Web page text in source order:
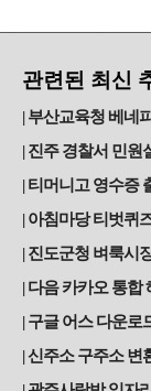
관련된 최신
부산교육청 베네
진주 경찰서 민원
티머니고 영수증
아침마당 티벗퀴
진도군청 벼룩시
다음 카카오 통합
구글 어스 다운로
신주소 구주소 변